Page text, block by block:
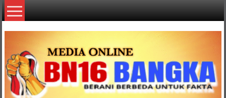
Lompat
ke